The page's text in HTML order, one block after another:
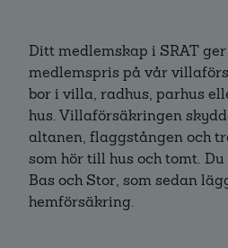
Ditt medlemskap i SRAT
medlemspris på vår
bor i villa, radhus, parhus
hus. Villaförsäkringen
altanen, flaggstången och
som hör till hus och tomt.
Bas och Stor, som sedan
hemförsäkring.